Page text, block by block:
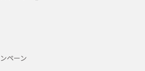
ペーン